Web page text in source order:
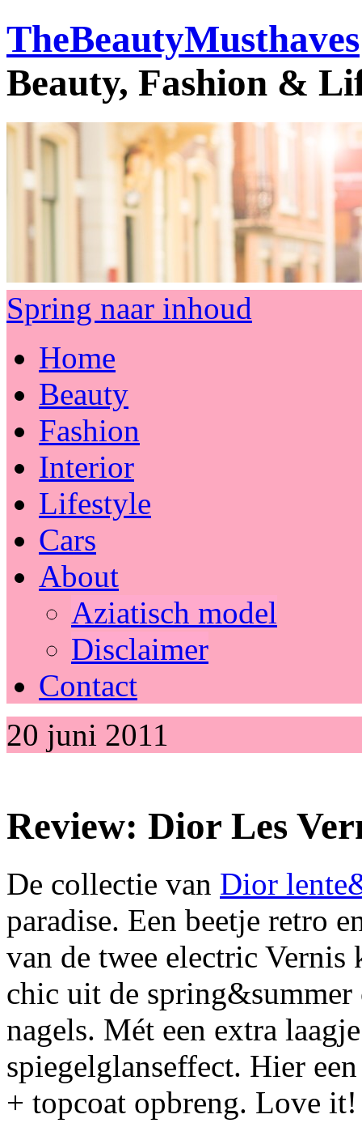
TheBeautyMusthaves
Beauty, Fashion &
Spring naar inhoud
Home
Beauty
Fashion
Interior
Lifestyle
Cars
About
Aziatisch model
Disclaimer
Contact
20 juni 2011
Review: Dior Les
De collectie van Dior
paradise. Een beetje retro
van de twee electric
chic uit de
nagels. Mét een extra
spiegelglanseffect. Hier
+ topcoat opbreng. Love it!